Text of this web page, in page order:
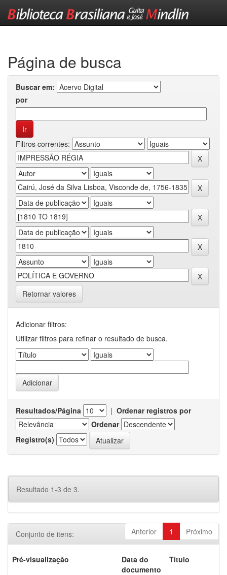
Página de busca
Buscar em:
por
Filtros correntes:
Retornar valores
Adicionar filtros:
Utilizar filtros para refinar o resultado de busca.
Resultados/Página | Ordenar registros por
Ordenar
Registro(s)
Resultado 1-3 de 3.
Anterior 1 Próximo
Conjunto de itens:
Pré-visualização
Data do
documento
Título